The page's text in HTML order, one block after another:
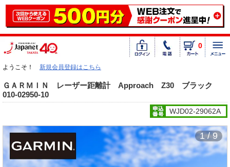
0
ようこそ！ 新規会員登録はこちら
ＧＡＲＭＩＮ レーザー距離計 Approach Z30 ブラック
010-02950-10
WJD02-29062A
1 / 9